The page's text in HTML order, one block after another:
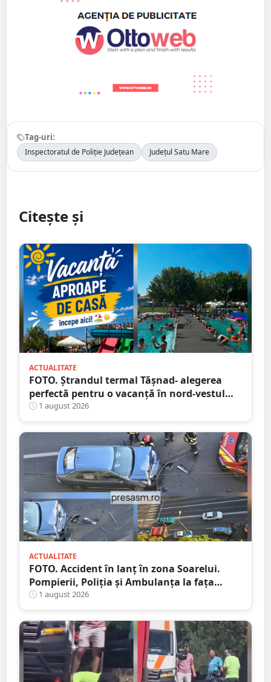
Tag-uri:
Inspectoratul de Poliție Județean Județul Satu Mare
Citește și
ACTUALITATE
FOTO. Ștrandul termal Tășnad- alegerea
perfectă pentru o vacanță în nord-vestul
României
1 august 2026
ACTUALITATE
FOTO. Accident în lanț în zona Soarelui.
Pompierii, Poliția și Ambulanța la fața
locului
1 august 2026